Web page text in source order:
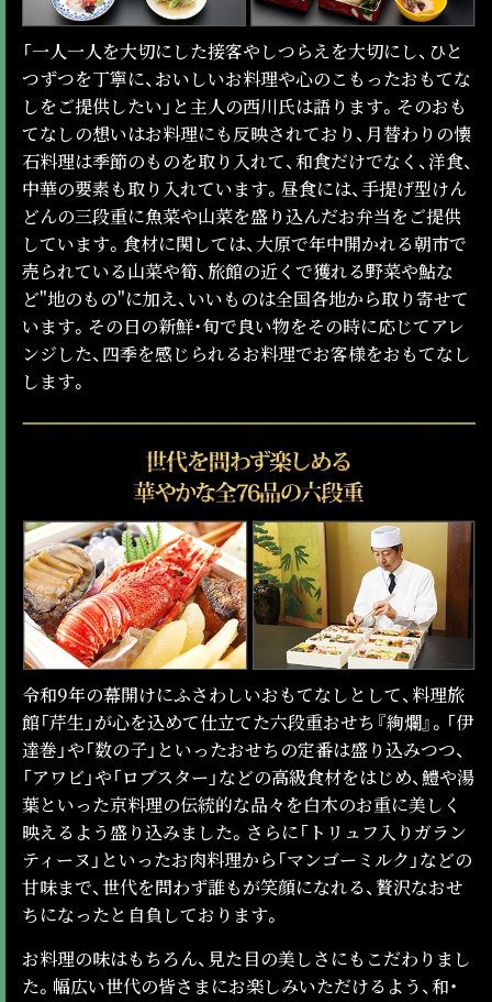
「一人一人を大切にした接客やしつらえを大切にし、ひと
つずつを丁寧に、おいしいお料理や心のこもったおもてな
しをご提供したい」と主人の西川氏は語ります。そのおも
てなしの想いはお料理にも反映されており、月替わりの懐
石料理は季節のものを取り入れて、和食だけでなく、洋食、
中華の要素も取り入れています。昼食には、手提げ型けん
どんの三段重に魚菜や山菜を盛り込んだお弁当をご提供
しています。食材に関しては、大原で年中開かれる朝市で
売られている山菜や筍、旅館の近くで獲れる野菜や鮎な
ど"地のもの"に加え、いいものは全国各地から取り寄せて
います。その日の新鮮・旬で良い物をその時に応じてアレ
ンジした、四季を感じられるお料理でお客様をおもてなし
します。
令和9年の幕開けにふさわしいおもてなしとして、料理旅
館「芹生」が心を込めて仕立てた六段重おせち『絢爛』。「伊
達巻」や「数の子」といったおせちの定番は盛り込みつつ、
「アワビ」や「ロブスター」などの高級食材をはじめ、鱧や湯
葉といった京料理の伝統的な品々を白木のお重に美しく
映えるよう盛り込みました。さらに「トリュフ入りガラン
ティーヌ」といったお肉料理から「マンゴーミルク」などの
甘味まで、世代を問わず誰もが笑顔になれる、贅沢なおせ
ちになったと自負しております。
お料理の味はもちろん、見た目の美しさにもこだわりまし
た。幅広い世代の皆さまにお楽しみいただけるよう、和・